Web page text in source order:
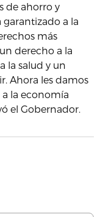
de ahorro y
garantizado a la
más
derecho a la
la salud y un
Ahora les damos
la economía
el Gobernador.